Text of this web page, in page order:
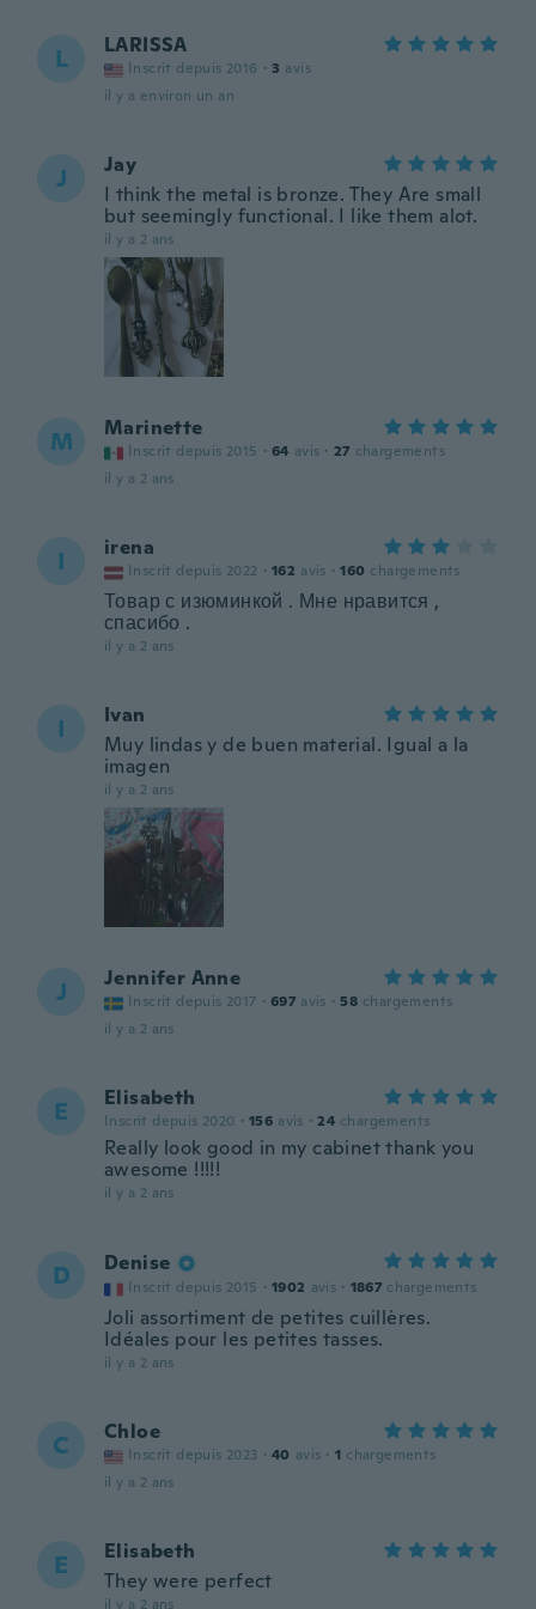
L LARISSA
Inscrit depuis 2016 · 3 avis
il y a environ un an
J
Jay
I think the metal is bronze. They Are small
but seemingly functional. I like them alot.
il y a 2 ans
M Marinette
Inscrit depuis 2015 · 64 avis · 27 chargements
il y a 2 ans
I irena
Inscrit depuis 2022 · 162 avis · 160 chargements
Товар с изюминкой . Мне нравится ,
спасибо .
il y a 2 ans
I
Ivan
Muy lindas y de buen material. Igual a la
imagen
il y a 2 ans
J Jennifer Anne
Inscrit depuis 2017 · 697 avis · 58 chargements
il y a 2 ans
E Elisabeth
Inscrit depuis 2020 · 156 avis · 24 chargements
Really look good in my cabinet thank you
awesome !!!!!
il y a 2 ans
D Denise
Inscrit depuis 2015 · 1902 avis · 1867 chargements
Joli assortiment de petites cuillères.
Idéales pour les petites tasses.
il y a 2 ans
C Chloe
Inscrit depuis 2023 · 40 avis · 1 chargements
il y a 2 ans
E
Elisabeth
They were perfect
il y a 2 ans